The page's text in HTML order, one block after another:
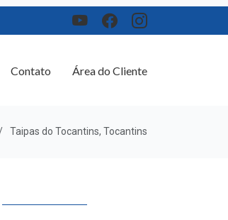
Área do Cliente
Taipas do Tocantins, Tocantins